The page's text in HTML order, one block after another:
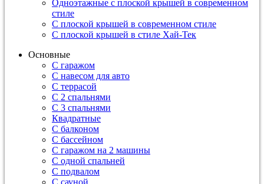
Одноэтажные с плоской крышей в современном
стиле
С плоской крышей в современном стиле
С плоской крышей в стиле Хай-Тек
Основные
С гаражом
С навесом для авто
С террасой
С 2 спальнями
С 3 спальнями
Квадратные
С балконом
С бассейном
С гаражом на 2 машины
С одной спальней
С подвалом